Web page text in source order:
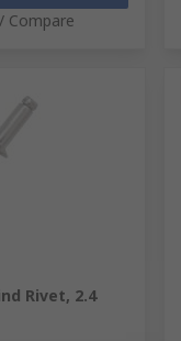
Compare
Rivet, 2.4